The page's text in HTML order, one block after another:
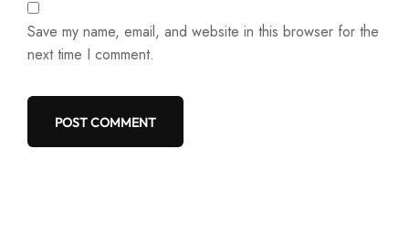
Save my name, email, and website in this browser for the
next time I comment.